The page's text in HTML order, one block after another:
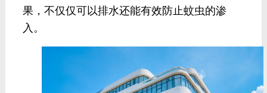
果，不仅仅可以排水还能有效防止蚊虫的渗
入。